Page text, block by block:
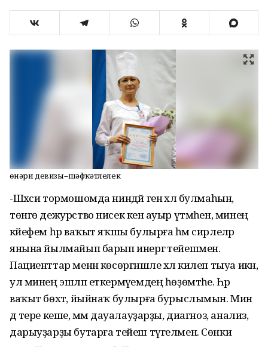
Һөнәри девизы--шәфҡәтлелек
-Шәхси тормошомда ниндәй генә хәл булмаһын,
төнгө дежурство нисек кенә ауыр үтмәһен, минең
кәйефем һәр ваҡыт яҡшы булырға һәм сирлеләр
янына йылмайып барып инергә тейешмен.
Пациенттар менән көсөргәншле хәл килеп тыуа икән,
ул минең эшләп еткермәүемдең һөҙөмтәһе. Һәр
ваҡыт бөхтә, йыйнаҡ булырға бурыслымын. Мин
дә тере кеше, әммә дауалауҙарҙы, диагноз, анализ,
дарыуҙарҙы бутарға тейеш түгелмен. Сөнки